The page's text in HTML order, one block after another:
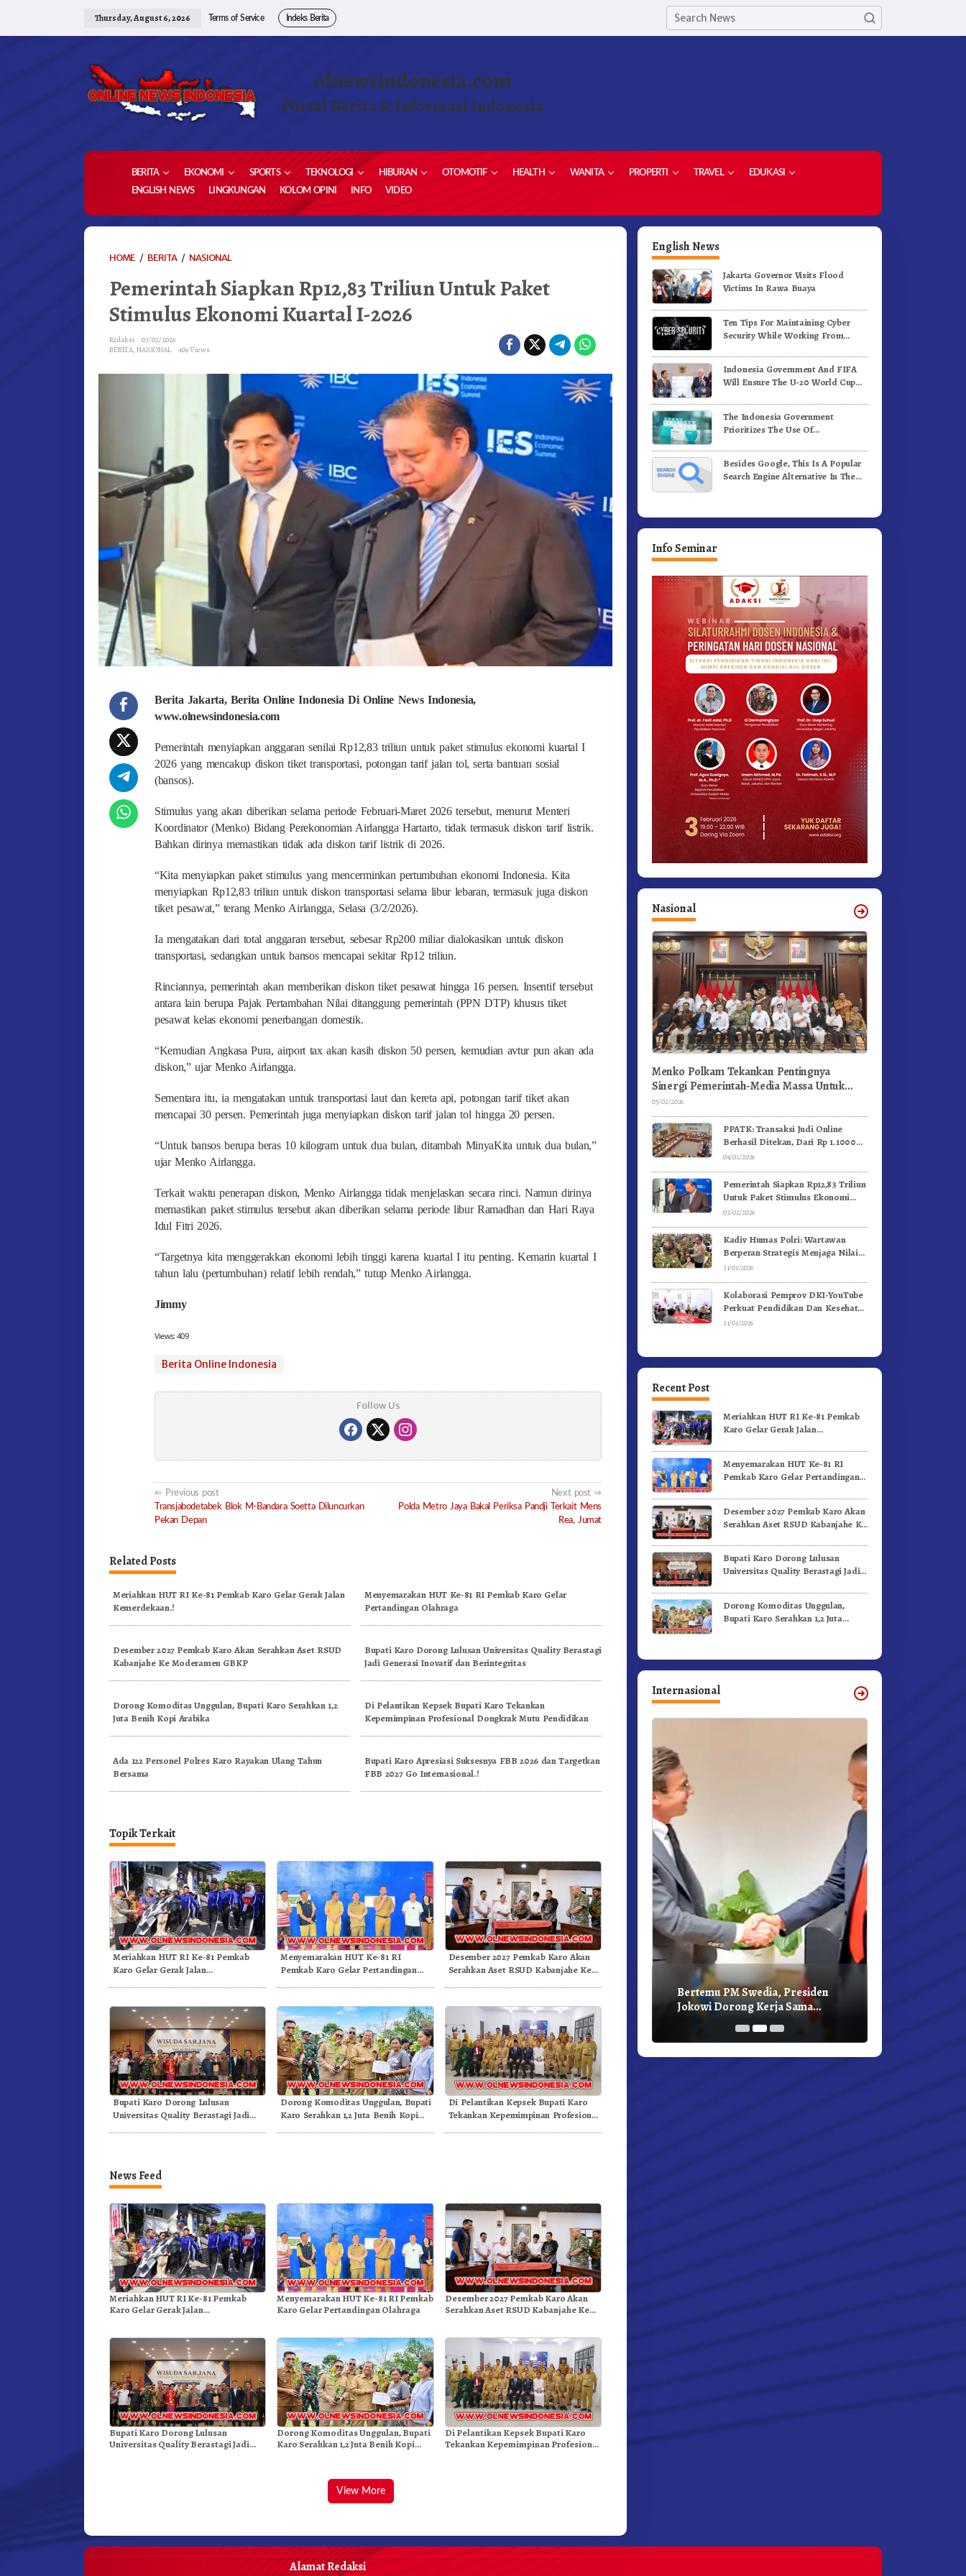
Thursday, August 6, 2026 Terms of Service Indeks Berita
olnewsindonesia.com
Portal Berita & Informasi Indonesia
BERITA EKONOMI SPORTS TEKNOLOGI HIBURAN OTOMOTIF HEALTH WANITA PROPERTI TRAVEL
EDUKASI
ENGLISH NEWS
LINGKUNGAN KOLOM OPINI INFO VIDEO
HOME / BERITA / NASIONALPEMERINTAH
RP12,83
TRILIUN
UNTUK
PAKET
I-
Pemerintah Siapkan Rp12,83 Triliun Untuk Paket
Stimulus Ekonomi Kuartal I-2026
Redaksi
03/02/2026
BERITA, NASIONAL 409 Views
Berita Jakarta, Berita Online Indonesia Di Online News Indonesia,
www.olnewsindonesia.com
Pemerintah menyiapkan anggaran senilai Rp12,83 triliun untuk paket stimulus ekonomi kuartal I
2026 yang mencakup diskon tiket transportasi, potongan tarif jalan tol, serta bantuan sosial
(bansos).
Stimulus yang akan diberikan selama periode Februari-Maret 2026 tersebut, menurut Menteri
Koordinator (Menko) Bidang Perekonomian Airlangga Hartarto, tidak termasuk diskon tarif listrik.
Bahkan dirinya memastikan tidak ada diskon tarif listrik di 2026.
“Kita menyiapkan paket stimulus yang mencerminkan pertumbuhan ekonomi Indonesia. Kita
menyiapkan Rp12,83 triliun untuk diskon transportasi selama libur lebaran, termasuk juga diskon
tiket pesawat,” terang Menko Airlangga, Selasa (3/2/2026).
Ia mengatakan dari total anggaran tersebut, sebesar Rp200 miliar dialokasikan untuk diskon
transportasi, sedangkan untuk bansos mencapai sekitar Rp12 triliun.
Rinciannya, pemerintah akan memberikan diskon tiket pesawat hingga 16 persen. Insentif tersebut
antara lain berupa Pajak Pertambahan Nilai ditanggung pemerintah (PPN DTP) khusus tiket
pesawat kelas ekonomi penerbangan domestik.
“Kemudian Angkasa Pura, airport tax akan kasih diskon 50 persen, kemudian avtur pun akan ada
diskon,” ujar Menko Airlangga.
Sementara itu, ia mengatakan untuk transportasi laut dan kereta api, potongan tarif tiket akan
mencapai 30 persen. Pemerintah juga menyiapkan diskon tarif jalan tol hingga 20 persen.
“Untuk bansos berupa beras 10 kilogram untuk dua bulan, ditambah MinyaKita untuk dua bulan,”
ujar Menko Airlangga.
Terkait waktu penerapan diskon, Menko Airlangga tidak menjelaskan secara rinci. Namun dirinya
memastikan paket stimulus tersebut akan diberikan selama periode libur Ramadhan dan Hari Raya
Idul Fitri 2026.
“Targetnya kita menggerakkan ekonomi lebih tinggi karena kuartal I itu penting. Kemarin kuartal I
tahun lalu (pertumbuhan) relatif lebih rendah,” tutup Menko Airlangga.
Jimmy
Views: 409
Berita Online Indonesia
Follow Us
Post
navigation
Previous post
Transjabodetabek Blok M-Bandara Soetta Diluncurkan
Pekan Depan
Next post
Polda Metro Jaya Bakal Periksa Pandji Terkait Mens
Rea, Jumat
Related Posts
Meriahkan HUT RI Ke-81 Pemkab Karo Gelar Gerak Jalan
Kemerdekaan.!
Menyemarakan HUT Ke-81 RI Pemkab Karo Gelar
Pertandingan Olahraga
Desember 2027 Pemkab Karo Akan Serahkan Aset RSUD
Kabanjahe Ke Moderamen GBKP
Bupati Karo Dorong Lulusan Universitas Quality Berastagi
Jadi Generasi Inovatif dan Berintegritas
Dorong Komoditas Unggulan, Bupati Karo Serahkan 1,2
Juta Benih Kopi Arabika
Di Pelantikan Kepsek Bupati Karo Tekankan
Kepemimpinan Profesional Dongkrak Mutu Pendidikan
Ada 122 Personel Polres Karo Rayakan Ulang Tahun
Bersama
Bupati Karo Apresiasi Suksesnya FBB 2026 dan Targetkan
FBB 2027 Go Internasional.!
Topik Terkait
Meriahkan HUT RI Ke-81 Pemkab
Karo Gelar Gerak Jalan
Menyemarakan HUT Ke-81 RI
Pemkab Karo Gelar Pertandingan
Desember 2027 Pemkab Karo Akan
Serahkan Aset RSUD Kabanjahe Ke
Bupati Karo Dorong Lulusan
Universitas Quality Berastagi Jadi
Dorong Komoditas Unggulan, Bupati
Karo Serahkan 1,2 Juta Benih Kopi
Di Pelantikan Kepsek Bupati Karo
Tekankan Kepemimpinan Profesional
News Feed
Meriahkan HUT RI Ke-81 Pemkab
Karo Gelar Gerak Jalan
Menyemarakan HUT Ke-81 RI Pemkab
Karo Gelar Pertandingan Olahraga
Desember 2027 Pemkab Karo Akan
Serahkan Aset RSUD Kabanjahe Ke
Bupati Karo Dorong Lulusan
Universitas Quality Berastagi Jadi
Dorong Komoditas Unggulan, Bupati
Karo Serahkan 1,2 Juta Benih Kopi
Di Pelantikan Kepsek Bupati Karo
Tekankan Kepemimpinan Profesional
View More
English News
Jakarta Governor Visits Flood
Victims In Rawa Buaya
Ten Tips For Maintaining Cyber
Security While Working From
Indonesia Government And FIFA
Will Ensure The U-20 World Cup
Standards
The Indonesia Government
Prioritizes The Use Of
Vaccines
Besides Google, This Is A Popular
Search Engine Alternative In The
Info Seminar
Nasional
Menko Polkam Tekankan Pentingnya
Sinergi Pemerintah-Media Massa Untuk
Jaga Stabilitas Bangsa
05/02/2026
PPATK: Transaksi Judi Online
Berhasil Ditekan, Dari Rp 1.1000
Triliun Menjadi Rp 268 Triliun
04/02/2026
Pemerintah Siapkan Rp12,83 Triliun
Untuk Paket Stimulus Ekonomi
Kuartal I-2026
03/02/2026
Kadiv Humas Polri: Wartawan
Berperan Strategis Menjaga Nilai
Kebangsaan, Demokrasi, dan NKRI
31/01/2026
Kolaborasi Pemprov DKI-YouTube
Perkuat Pendidikan Dan Kesehatan
Mental
31/01/2026
Recent Post
Meriahkan HUT RI Ke-81 Pemkab
Karo Gelar Gerak Jalan
Menyemarakan HUT Ke-81 RI
Pemkab Karo Gelar Pertandingan
Desember 2027 Pemkab Karo Akan
Serahkan Aset RSUD Kabanjahe Ke
Bupati Karo Dorong Lulusan
Universitas Quality Berastagi Jadi
Dorong Komoditas Unggulan,
Bupati Karo Serahkan 1,2 Juta
Internasional
Ditpolsatwa Baharkam Polri Tiba
Bertemu PM Swedia, Presiden
Jokowi Dorong Kerja Sama
Pembangunan Hijau
Alamat Redaksi